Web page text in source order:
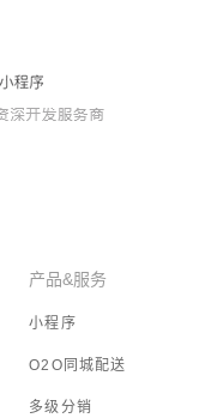
产品&服务
小程序
O2O同城配送
多级分销